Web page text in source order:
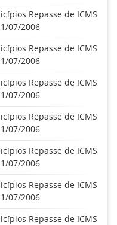
Repasse de ICMS
07/2006
Repasse de ICMS
07/2006
Repasse de ICMS
07/2006
Repasse de ICMS
07/2006
Repasse de ICMS
07/2006
Repasse de ICMS
07/2006
Repasse de ICMS